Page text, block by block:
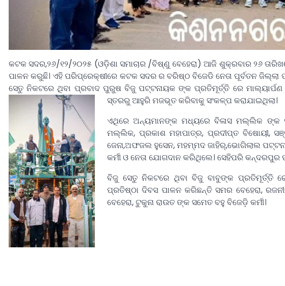
କଟକ ସଦର,୨୬/୧୨/୨୦୨୫ (ଓଡ଼ିଶା ସମାଚାର /ବିଷ୍ଣୁ ବେହେରା) ଆଜି ଶୁକ୍ରବାର ୨୬
ପାଳନ କରୁଛି। ଏହି ପରିପ୍ରେକ୍ଷୀରେ କଟକ ସଦର ର ବରିଷ୍ଠ ବିଜେଡି ନେତା ପୂର୍ବତନ
ସେତୁ ନିକଟରେ ଥିବା ପ୍ରବାଦ ପୁରୁଷ ବିଜୁ ପଟ୍ଟନାୟକ ଙ୍କ ପ୍ରତିମୂର୍ତ୍ତି ରେ
ସ୍ତରରୁ ଆହୁରି ମଜଭୂତ କରିବାକୁ ସଂକଳ୍ପ କରାଯାଇଥିଲା।
ଏଥିରେ ଅନ୍ୟମାନଙ୍କ ମଧ୍ୟରେ ବିଳାସ ମଲ୍ଲିକ ଙ୍କ
ମଲ୍ଲିକ, ପ୍ରକାଶ ମହାପାତ୍ର, ପ୍ରଦୀପ୍ତ ବିଷୋୟୀ,
ଜେନା,ଅଫଜଲ ହୁସେନ, ମହମ୍ମଦ ଜାହିର୍,ଭୋଗିଲାଲ
କର୍ମୀ ଓ‌ ନେତା ଯୋଗଦାନ କରିଥିଲେ। ସେହିପରି କନ୍ଦରପୁର
ବିଜୁ ସେତୁ ନିକଟରେ ଥିବା ବିଜୁ ବାବୁଙ୍କ ପ୍ରତିମୂର୍ତ୍ତି
ପ୍ରତିଷ୍ଠା ଦିବସ ପାଳନ କରିଛନ୍ତି ସମର ବେହେରା,
ବେହେରା, ଟୁକୁନା ରାଉତ ଙ୍କ ସମେତ ବହୁ ବିଜେଡ଼ି କର୍ମୀ।